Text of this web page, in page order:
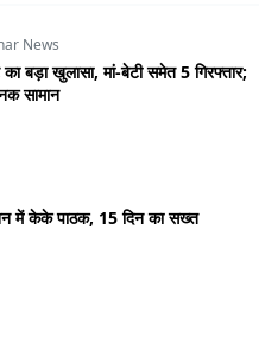
News
बड़ा खुलासा, मां-बेटी समेत 5 गिरफ्तार;
सामान
में केके पाठक, 15 दिन का सख्त